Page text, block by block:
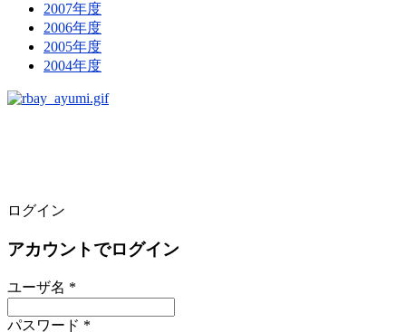
2007年度
2006年度
2005年度
2004年度
ログイン
アカウントでログイン
ユーザ名 *
パスワード *